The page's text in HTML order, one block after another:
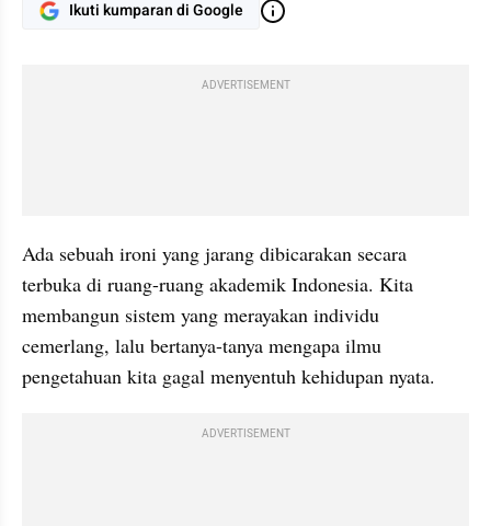
Ikuti kumparan di Google
ADVERTISEMENT
Ada sebuah ironi yang jarang dibicarakan secara
terbuka di ruang-ruang akademik Indonesia. Kita
membangun sistem yang merayakan individu
cemerlang, lalu bertanya-tanya mengapa ilmu
pengetahuan kita gagal menyentuh kehidupan nyata.
ADVERTISEMENT